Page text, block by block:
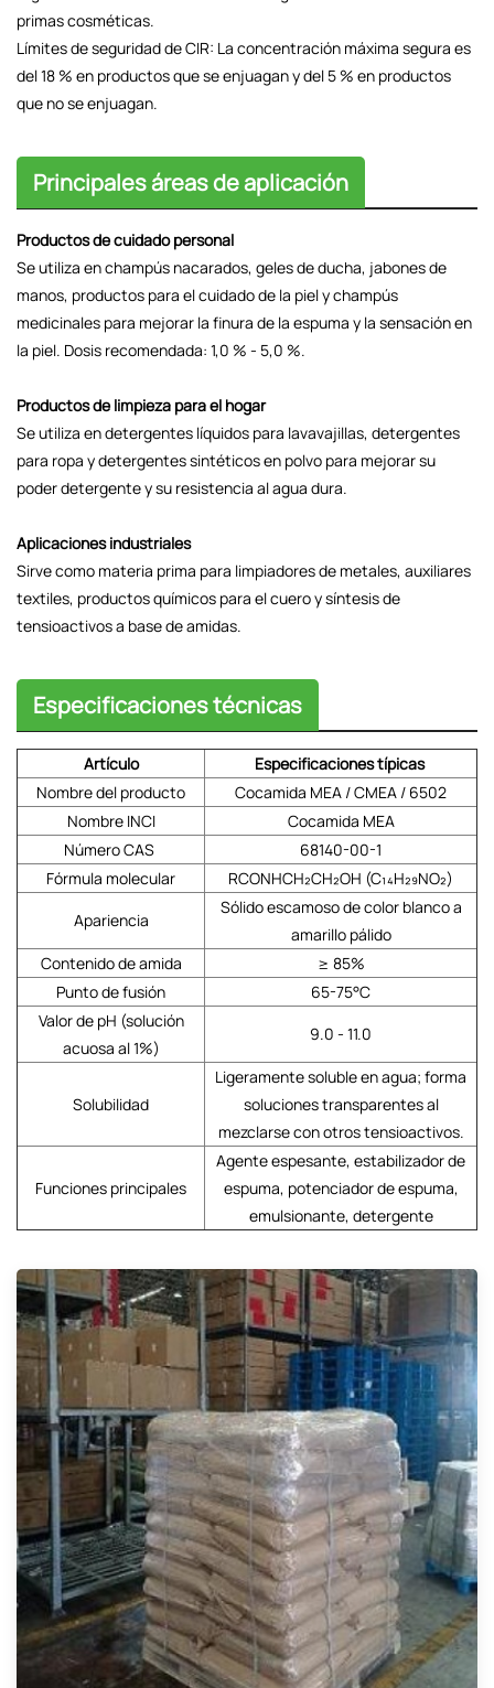
primas cosméticas.
Límites de seguridad de CIR: La concentración máxima segura es
del 18 % en productos que se enjuagan y del 5 % en productos
que no se enjuagan.
Principales áreas de aplicación
Productos de cuidado personal
Se utiliza en champús nacarados, geles de ducha, jabones de
manos, productos para el cuidado de la piel y champús
medicinales para mejorar la finura de la espuma y la sensación en
la piel. Dosis recomendada: 1,0 % - 5,0 %.
Productos de limpieza para el hogar
Se utiliza en detergentes líquidos para lavavajillas, detergentes
para ropa y detergentes sintéticos en polvo para mejorar su
poder detergente y su resistencia al agua dura.
Aplicaciones industriales
Sirve como materia prima para limpiadores de metales, auxiliares
textiles, productos químicos para el cuero y síntesis de
tensioactivos a base de amidas.
Especificaciones técnicas
Artículo
Especificaciones típicas
Nombre del producto
Cocamida MEA / CMEA / 6502
Nombre INCI
Cocamida MEA
Número CAS
68140-00-1
Fórmula molecular
RCONHCH₂CH₂OH (C₁₄H₂₉NO₂)
Apariencia
Sólido escamoso de color blanco a
amarillo pálido
Contenido de amida
≥ 85%
Punto de fusión
65-75°C
Valor de pH (solución
acuosa al 1%)
9.0 - 11.0
Solubilidad
Ligeramente soluble en agua; forma
soluciones transparentes al
mezclarse con otros tensioactivos.
Funciones principales
Agente espesante, estabilizador de
espuma, potenciador de espuma,
emulsionante, detergente